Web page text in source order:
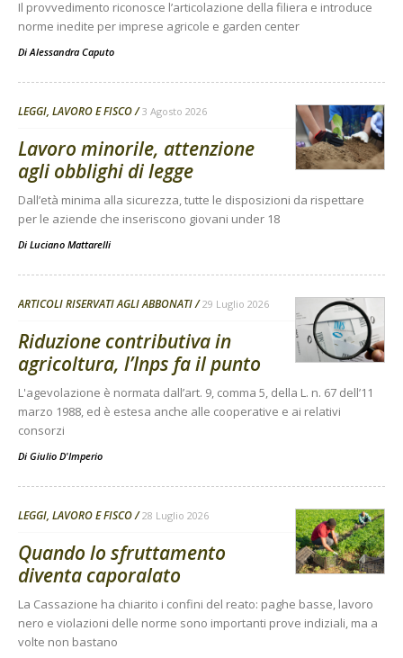
Il provvedimento riconosce l’articolazione della filiera e introduce
norme inedite per imprese agricole e garden center
DiAlessandra Caputo
LEGGI, LAVORO E FISCO 3 Agosto 2026
Lavoro minorile, attenzione
agli obblighi di legge
Dall’età minima alla sicurezza, tutte le disposizioni da rispettare
per le aziende che inseriscono giovani under 18
Di Luciano Mattarelli
ARTICOLI RISERVATI AGLI ABBONATI 29 Luglio 2026
Riduzione contributiva in
agricoltura, l’Inps fa il punto
L'agevolazione è normata dall’art. 9, comma 5, della L. n. 67 dell’11
marzo 1988, ed è estesa anche alle cooperative e ai relativi
consorzi
Di Giulio D'Imperio
LEGGI, LAVORO E FISCO 28 Luglio 2026
Quando lo sfruttamento
diventa caporalato
La Cassazione ha chiarito i confini del reato: paghe basse, lavoro
nero e violazioni delle norme sono importanti prove indiziali, ma a
volte non bastano